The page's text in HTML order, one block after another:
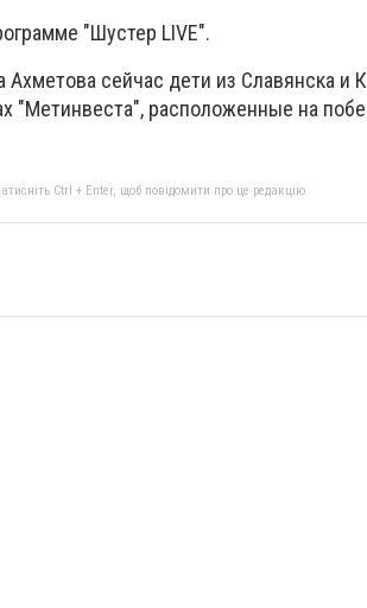
"Шустер LIVE".
Ахметова сейчас дети из Славянска и
"Метинвеста", расположенные на
Ctrl + Enter, щоб повідомити про це редакцію